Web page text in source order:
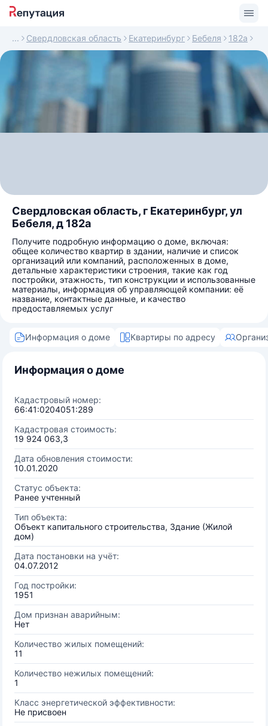
Свердловская область Екатеринбург Бебеля 182а
Свердловская область, г Екатеринбург, ул
Бебеля, д 182а
Получите подробную информацию о доме, включая:
общее количество квартир в здании, наличие и список
организаций или компаний, расположенных в доме,
детальные характеристики строения, такие как год
постройки, этажность, тип конструкции и использованные
материалы, информация об управляющей компании: её
название, контактные данные, и качество
предоставляемых услуг
Информация о доме Квартиры по адресу
Информация о доме
Кадастровый номер:
66:41:0204051:289
Кадастровая стоимость:
19 924 063,3
Дата обновления стоимости:
10.01.2020
Статус объекта:
Ранее учтенный
Тип объекта:
Объект капитального строительства, Здание (Жилой
дом)
Дата постановки на учёт:
04.07.2012
Год постройки:
1951
Дом признан аварийным:
Нет
Количество жилых помещений:
11
Количество нежилых помещений:
1
Класс энергетической эффективности:
Не присвоен